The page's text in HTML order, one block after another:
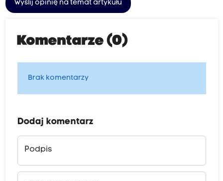
Wyślij opinię na temat artykułu
Komentarze (0)
Brak komentarzy
Dodaj komentarz
Podpis